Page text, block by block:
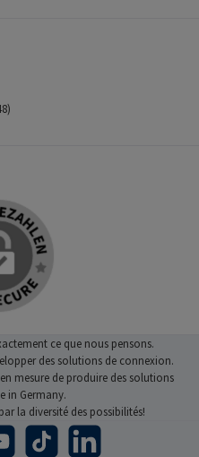
ce que nous pensons.
des solutions de connexion.
mesure de produire des solutions
in Germany.
la diversité des possibilités!
TikTok LinkedIn